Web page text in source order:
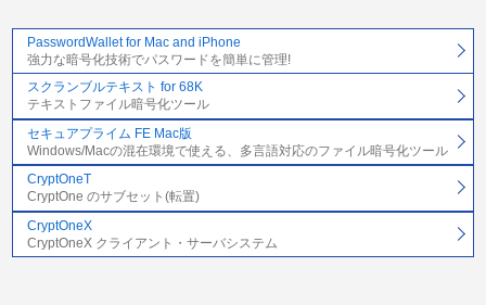
PasswordWallet for Mac and iPhone
強力な暗号化技術でパスワードを簡単に管理!
スクランブルテキスト for 68K
テキストファイル暗号化ツール
セキュアプライム FE Mac版
Windows/Macの混在環境で使える、多言語対応のファイル暗号化ツール
CryptOneT
CryptOne のサブセット(転置)
CryptOneX
CryptOneX クライアント・サーバシステム